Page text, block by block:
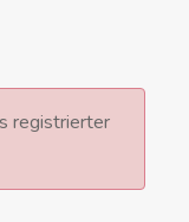
registrierter